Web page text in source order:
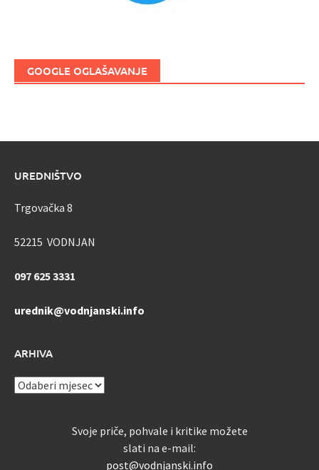
GOOGLE OGLAŠAVANJE
UREDNIŠTVO
Trgovačka 8
52215 VODNJAN
097 625 3331
urednik@vodnjanski.info
ARHIVA
ARHIVA
Svoje priče, pohvale i kritike možete
slati na e-mail:
post@vodnjanski.info